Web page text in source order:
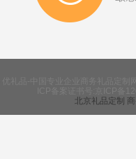
北京礼品定制